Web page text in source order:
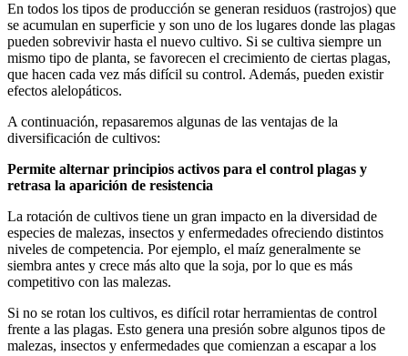
En todos los tipos de producción se generan residuos (rastrojos) que
se acumulan en superficie y son uno de los lugares donde las plagas
pueden sobrevivir hasta el nuevo cultivo. Si se cultiva siempre un
mismo tipo de planta, se favorecen el crecimiento de ciertas plagas,
que hacen cada vez más difícil su control. Además, pueden existir
efectos alelopáticos.
A continuación, repasaremos algunas de las ventajas de la
diversificación de cultivos:
Permite alternar principios activos para el control plagas y
retrasa la aparición de resistencia
La rotación de cultivos tiene un gran impacto en la diversidad de
especies de malezas, insectos y enfermedades ofreciendo distintos
niveles de competencia. Por ejemplo, el maíz generalmente se
siembra antes y crece más alto que la soja, por lo que es más
competitivo con las malezas.
Si no se rotan los cultivos, es difícil rotar herramientas de control
frente a las plagas. Esto genera una presión sobre algunos tipos de
malezas, insectos y enfermedades que comienzan a escapar a los